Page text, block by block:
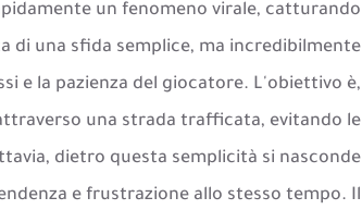
un fenomeno virale, catturando
una sfida semplice, ma incredibilmente
e la pazienza del giocatore. L'obiettivo è,
una strada trafficata, evitando le
dietro questa semplicità si nasconde
e frustrazione allo stesso tempo. Il